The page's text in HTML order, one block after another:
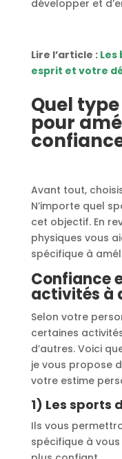
développer et
Lire l’article :Les
esprit et votre
Quel
pour
Avant tout,
N’importe quel
cet objectif. En
physiques vous
spécifique à
Confiance
activités à
Selon votre
certaines
d’autres. Voici
je vous propose
votre estime
1) Les sports
Ils vous
spécifique à vous